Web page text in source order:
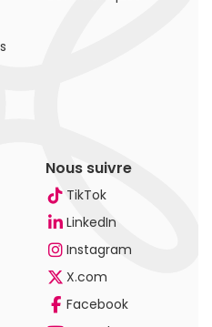
Nous suivre
TikTok
LinkedIn
Instagram
X.com
Facebook